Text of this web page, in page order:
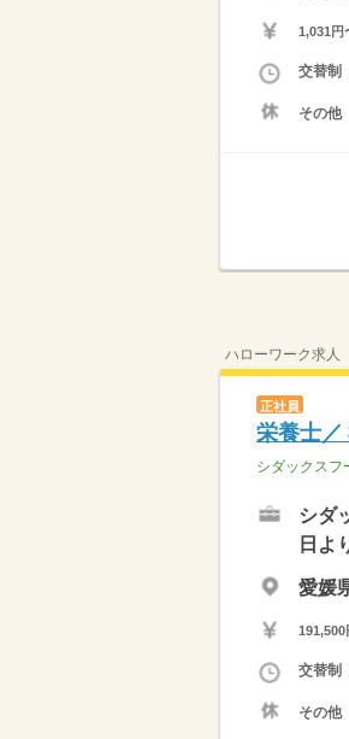
1,031円
交替制
その他
ハローワーク求人
正社員
栄養士
シダックスフ
シダ
日よ
愛媛
191,500
交替制
その他